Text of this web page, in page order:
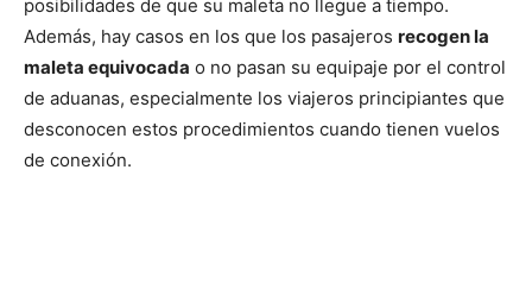
posibilidades de que su maleta no llegue a tiempo.
Además, hay casos en los que los pasajeros recogen la
maleta equivocada o no pasan su equipaje por el control
de aduanas, especialmente los viajeros principiantes que
desconocen estos procedimientos cuando tienen vuelos
de conexión.